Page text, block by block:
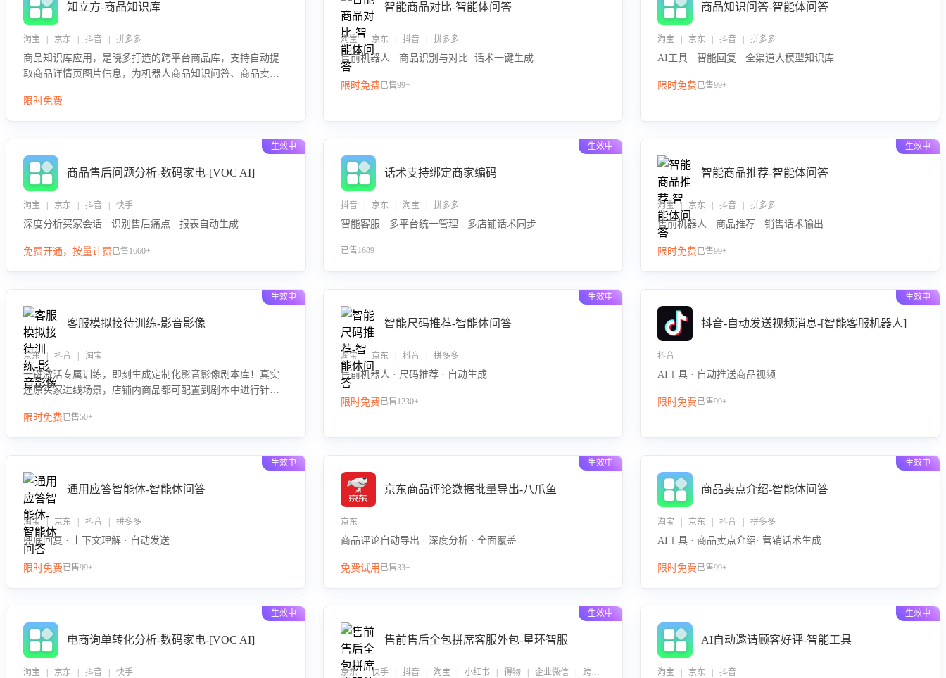
知立方-商品知识库
淘宝 | 京东 | 抖音 | 拼多多
商品知识库应用，是晓多打造的跨平台商品库，支持自动提
取商品详情页图片信息，为机器人商品知识问答、商品卖点
限时免费
智能商品对比-智能体问答
淘宝 | 京东 | 抖音 | 拼多多
售前机器人 · 商品识别与对比 ·话术一键生成
限时免费已售99+
商品知识问答-智能体问答
淘宝 | 京东 | 抖音 | 拼多多
AI工具 · 智能回复 · 全渠道大模型知识库
限时免费已售99+
生效中
商品售后问题分析-数码家电-[VOC AI]
淘宝 | 京东 | 抖音 | 快手
深度分析买家会话 · 识别售后痛点 · 报表自动生成
免费开通，按量计费已售1660+
生效中
话术支持绑定商家编码
抖音 | 京东 | 淘宝 | 拼多多
智能客服 · 多平台统一管理 · 多店铺话术同步
已售1689+
生效中
智能商品推荐-智能体问答
淘宝 | 京东 | 抖音 | 拼多多
售前机器人 · 商品推荐 · 销售话术输出
限时免费已售99+
生效中
客服模拟接待训练-影音影像
京东 | 抖音 | 淘宝
一键激活专属训练，即刻生成定制化影音影像剧本库！真实
还原买家进线场景，店铺内商品都可配置到剧本中进行针对
击 “立即开通”，快速获取影音影像类目剧本，一键开启客服
限时免费已售50+
生效中
智能尺码推荐-智能体问答
淘宝 | 京东 | 抖音 | 拼多多
售前机器人 · 尺码推荐 · 自动生成
限时免费已售1230+
生效中
抖音-自动发送视频消息-[智能客服机器人]
抖音
AI工具 · 自动推送商品视频
限时免费已售99+
生效中
通用应答智能体-智能体问答
淘宝 | 京东 | 抖音 | 拼多多
兜底回复 · 上下文理解 · 自动发送
限时免费已售99+
生效中
京东商品评论数据批量导出-八爪鱼
京东
商品评论自动导出 · 深度分析 · 全面覆盖
免费试用 已售33+
生效中
商品卖点介绍-智能体问答
淘宝 | 京东 | 抖音 | 拼多多
AI工具 · 商品卖点介绍· 营销话术生成
限时免费已售99+
生效中
电商询单转化分析-数码家电-[VOC AI]
淘宝 | 京东 | 抖音 | 快手
生效中
售前售后全包拼席客服外包-星环智服
京东 | 快手 | 抖音 | 淘宝 | 小红书 | 得物 | 企业微信 | 跨平台
生效中
AI自动邀请顾客好评-智能工具
淘宝 | 京东 | 抖音